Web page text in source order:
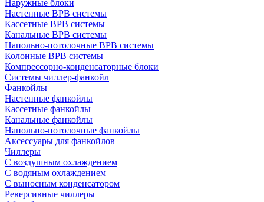
Наружные блоки
Настенные ВРВ системы
Кассетные ВРВ системы
Канальные ВРВ системы
Напольно-потолочные ВРВ системы
Колонные ВРВ системы
Компрессорно-конденсаторные блоки
Системы чиллер-фанкойл
Фанкойлы
Настенные фанкойлы
Кассетные фанкойлы
Канальные фанкойлы
Напольно-потолочные фанкойлы
Аксессуары для фанкойлов
Чиллеры
С воздушным охлаждением
С водяным охлаждением
С выносным конденсатором
Реверсивные чиллеры